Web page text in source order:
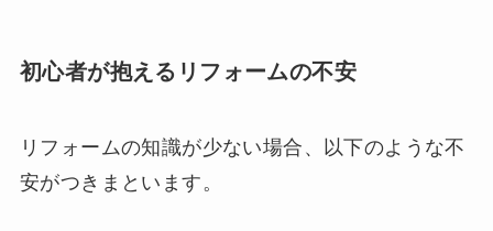
初心者が抱えるリフォームの不安
リフォームの知識が少ない場合、以下のような不
安がつきまといます。